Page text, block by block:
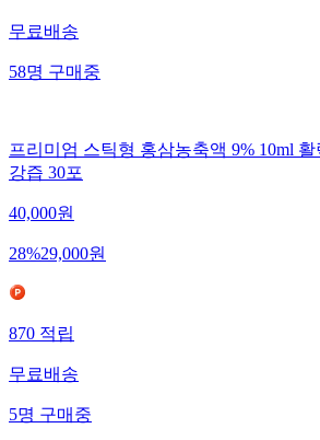
무료배송
58명 구매중
프리미엄 스틱형 홍삼농축액 9% 10ml
강즙 30포
40,000원
28%29,000원
870 적립
무료배송
5명 구매중